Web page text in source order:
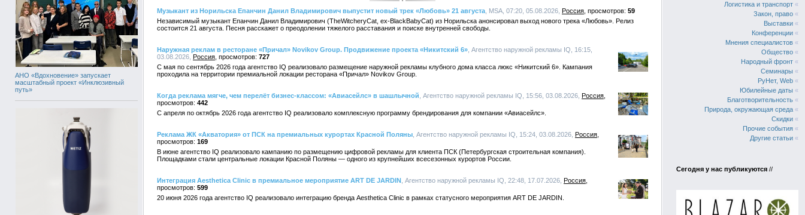
АНО «Вдохновение» запускает
масштабный проект «Инклюзивный
путь»
Музыкант из Норильска Епанчин Данил Владимирович выпустит новый трек «Любовь» 21 августа , MSA, 07:20, 05.08.2026, Россия
59
Независимый музыкант Епанчин Данил Владимирович (TheWitcheryCat, ех-BlackBabyCat) из Норильска анонсировал выход нового трека «Любовь». Релиз
состоится 21 августа. Песня расскажет о преодолении тяжелого расставания и поиске внутренней свободы.
Наружная реклам в ресторане «Причал» Novikov Group. Продвижение проекта «Никитский 6» , Агентство наружной рекламы IQ, 16:15,
03.08.2026, Россия
727
С мая по сентябрь 2026 года агентство IQ реализовало размещение наружной рекламы клубного дома класса люкс «Никитский 6». Кампания
проходила на территории премиальной локации ресторана «Причал» Novikov Group.
Когда реклама мягче, чем перелёт бизнес-классом: «Авиасейлс» в шашлычной , Агентство наружной рекламы IQ, 15:56, 03.08.2026, Россия
442
С апреля по октябрь 2026 года агентство IQ реализовало комплексную программу брендирования для компании «Авиасейлс».
Реклама ЖК «Акватория» от ПСК на премиальных курортах Красной Поляны , Агентство наружной рекламы IQ, 15:24, 03.08.2026, Россия
169
В июне агентство IQ реализовало кампанию по размещению цифровой рекламы для клиента ПСК (Петербургская строительная компания).
Площадками стали центральные локации Красной Поляны — одного из крупнейших всесезонных курортов России.
Интеграция Aesthetica Clinic в премиальное мероприятие ART DE JARDIN , Агентство наружной рекламы IQ, 22:48, 17.07.2026, Россия
599
20 июня 2026 года агентство IQ реализовало интеграцию бренда Aesthetica Clinic в рамках статусного мероприятия ART DE JARDIN.
Логистика и транспорт «
Закон, право «
Выставки «
Конференции «
Мнения специалистов «
Общество «
Народный фронт «
Семинары «
РуНет, Web «
Юбилейные даты «
Благотворительность «
Природа, окружающая среда «
Скидки «
Прочие события «
Другие статьи «
Сегодня у нас публикуются //